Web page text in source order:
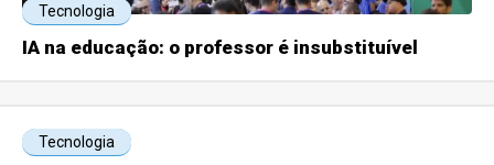
Tecnologia
IA na educação: o professor é insubstituível
Tecnologia